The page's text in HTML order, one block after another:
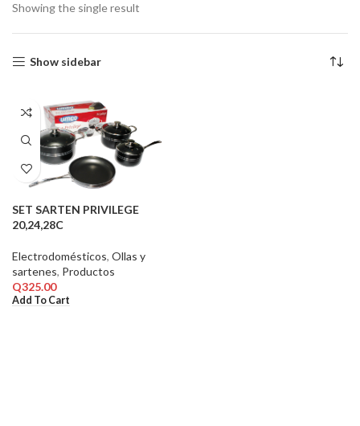
Showing the single result
Show sidebar
SET SARTEN PRIVILEGE
20,24,28C
Electrodomésticos, Ollas y
sartenes, Productos
Q325.00
Add To Cart